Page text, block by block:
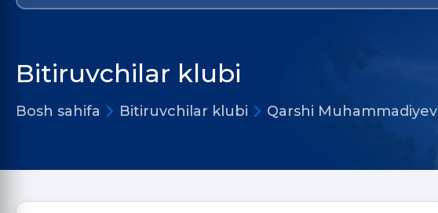
Bitiruvchilar klubi
Bosh sahifa Bitiruvchilar klubi Qarshi Muhammadiyev